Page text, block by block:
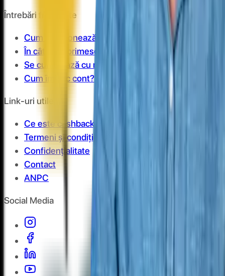
Întrebări frecvente
Cum funcționează?
În cât timp primesc banii în cont?
Se cumulează cu reducerile?
Cum îmi fac cont?
Link-uri utile
Ce este cashback?
Termeni și condiții
Confidențialitate
Contact
ANPC
Social Media